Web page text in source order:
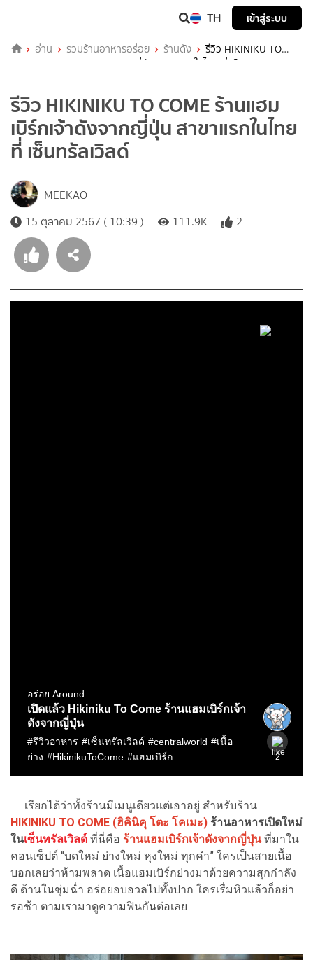
TH เข้าสู่ระบบ
อ่าน รวมร้านอาหารอร่อย ร้านดัง
รีวิว HIKINIKU TO
COME ร้านแฮมเบิร์กเจ้าดังจากญี่ปุ่น สาขาแรกในไทย ที่ เซ็นทรัลเวิลด์
รีวิว HIKINIKU TO COME ร้านแฮม
เบิร์กเจ้าดังจากญี่ปุ่น สาขาแรกในไทย
ที่ เซ็นทรัลเวิลด์
MEEKAO
15 ตุลาคม 2567 ( 10:39 )
111.9K 2
เรียกได้ว่าทั้งร้านมีเมนูเดียวแต่เอาอยู่ สำหรับร้าน
HIKINIKU TO COME (ฮิคินิคุ โตะ โคเมะ) ร้านอาหารเปิดใหม่
ในเซ็นทรัลเวิลด์ ที่นี่คือ ร้านแฮมเบิร์กเจ้าดังจากญี่ปุ่นที่มาใน
คอนเซ็ปต์ “บดใหม่ ย่างใหม่ หุงใหม่ ทุกคำ” ใครเป็นสายเนื้อ
บอกเลยว่าห้ามพลาด เนื้อแฮมเบิร์กย่างมาด้วยความสุกกำลัง
ดี ด้านในชุ่มฉ่ำ อร่อยอบอวลไปทั้งปาก ใครเรื่มหิวแล้วก็อย่า
รอช้า ตามเรามาดูความฟินกันต่อเลย